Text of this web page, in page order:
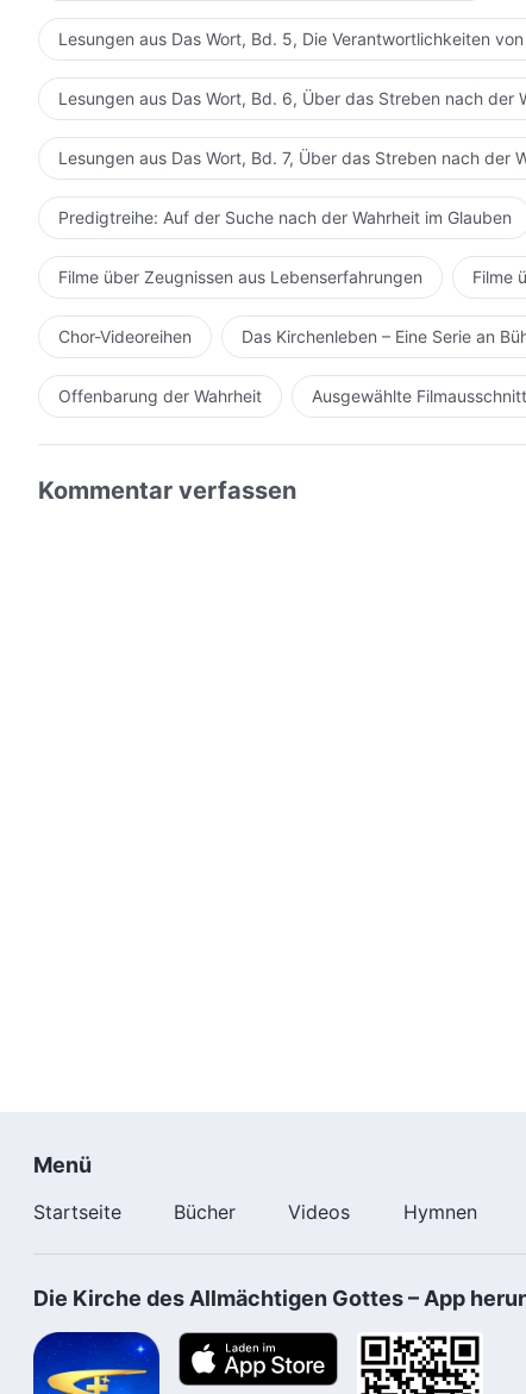
Lesungen aus Das Wort, Bd. 5, Die Verantwortlichkeiten
Lesungen aus Das Wort, Bd. 6, Über das Streben nach der
Lesungen aus Das Wort, Bd. 7, Über das Streben nach der
Predigtreihe: Auf der Suche nach der Wahrheit im Glauben
Filme über Zeugnissen aus Lebenserfahrungen Filme
Chor-Videoreihen Das Kirchenleben – Eine Serie an
Offenbarung der Wahrheit Ausgewählte
Kommentar verfassen
Menü
Startseite Bücher Videos Hymnen
Die Kirche des Allmächtigen Gottes – App